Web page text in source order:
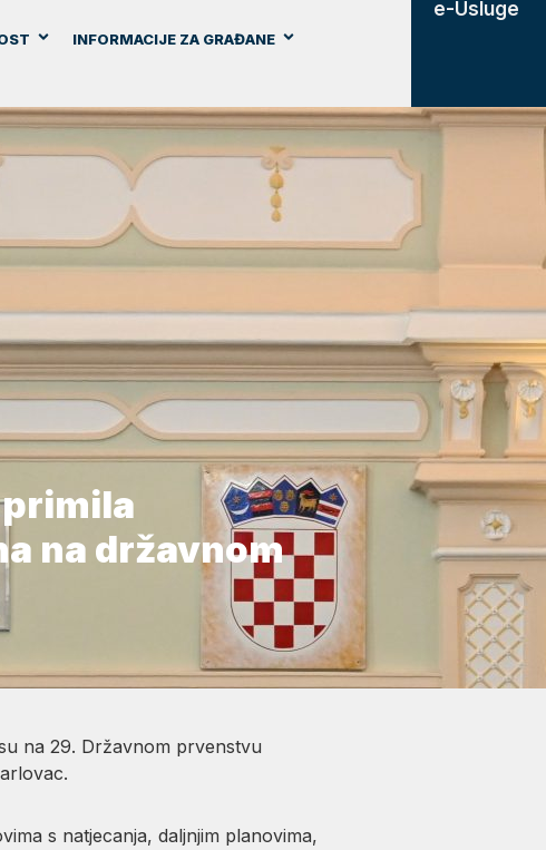
INFORMACIJE ZA GRAĐANE
e-Usluge
na državnom
na 29. Državnom prvenstvu
s natjecanja, daljnjim planovima,